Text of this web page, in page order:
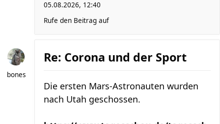
05.08.2026, 12:40
Rufe den Beitrag auf
bones
Re: Corona und der Sport
Die ersten Mars-Astronauten wurden
nach Utah geschossen.